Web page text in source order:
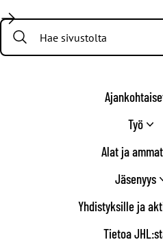
/
Twitter
Search:
Työ
Alat ja
Jäsenyys
Yhdistyksille ja
Tietoa